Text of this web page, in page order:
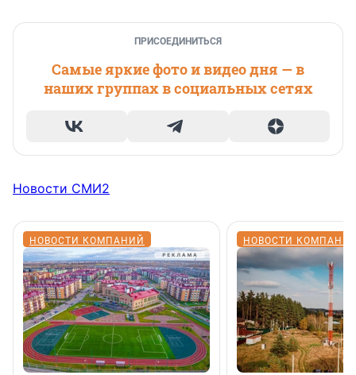
ПРИСОЕДИНИТЬСЯ
Самые яркие фото и видео дня — в
наших группах в социальных сетях
Новости СМИ2
НОВОСТИ КОМПАНИЙ НОВОСТИ